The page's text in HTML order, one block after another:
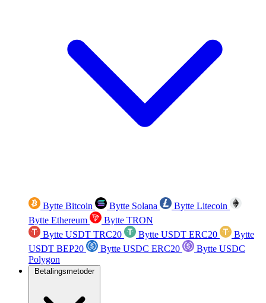
Bytte Bitcoin Bytte Solana
Bytte Litecoin
Bytte Ethereum
Bytte TRON
Bytte USDT TRC20
Bytte USDT ERC20
Bytte
USDT BEP20
Bytte USDC ERC20
Bytte USDC
Polygon
Betalingsmetoder